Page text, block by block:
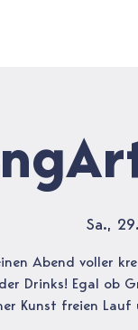
Sa.,
Abend voller
Drinks! Egal ob
Kunst freien